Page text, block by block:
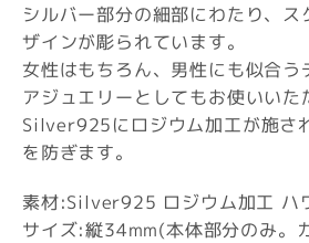
シルバー部分の細部にわたり、
ザインが彫られています。
女性はもちろん、男性にも似合う
アジュエリーとしてもお使いいた
Silver925にロジウム加工が施さ
を防ぎます。
素材:Silver925 ロジウム加工 ハ
サイズ:縦34mm(本体部分のみ。